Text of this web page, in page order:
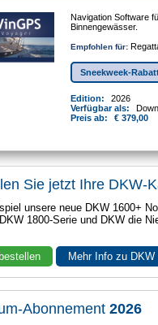
Navigation Software
Binnengewässer.
Empfohlen für:
Sneekweek-
Edition:
2026
Verfügbar als:
Preis ab:
€ 379,00
Sie jetzt Ihre DKW-
unsere neue DKW 1600+
1800-Serie und DKW die
Mehr Info zu DKW
Abonnement2026